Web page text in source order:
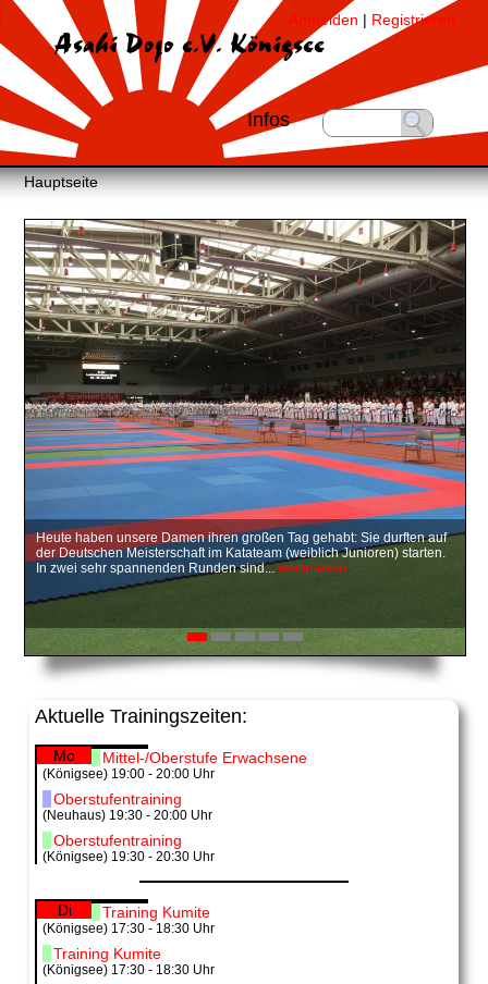
Asahi Dojo e.V. Königsee
Anmelden | Registrieren
Infos
Hauptseite
Heute haben unsere Damen ihren großen Tag gehabt: Sie durften auf
der Deutschen Meisterschaft im Katateam (weiblich Junioren) starten.
In zwei sehr spannenden Runden sind...weiterlesen
Anstatt einer Weihnachtsfeier 2017 fand dieses Jahr eine
Winterwanderung 2018 statt. Das war das zweite Mal, dass die
Mitglieder des Karatevereins und deren Angehörige das Thüringer...
Am vergangenen Montag, dem 26.6.2017, trafen sich Carolin
Schubert, Maria und Diana Unbehaun der Abteilung Königsee mit
einer Delegation des örtlichen Feuerwehrvereines in deren
Museumsraum...weiterlesen
Auf in meine Geburtsstadt Halle/Saale. Es finden die East Open
Wettkämpfe im Karate statt. Ja, wir waren dort, dass erste Mal, voller
Erwartungen und wir haben...weiterlesen
Am 14.01.2017 lud uns der Asahi Dojo e.V. zur Winterwanderung ein.
Treffpunkt war die Haltestelle der Südthüringenbahn am Igelshieb in
Neuhaus. Dort gab es für...weiterlesen
Aktuelle Trainingszeiten:
Mo Mittel-/Oberstufe Erwachsene
(Königsee) 19:00 - 20:00 Uhr
Oberstufentraining
(Neuhaus) 19:30 - 20:00 Uhr
Oberstufentraining
(Königsee) 19:30 - 20:30 Uhr
Di Training Kumite
(Königsee) 17:30 - 18:30 Uhr
Training Kumite
(Königsee) 17:30 - 18:30 Uhr